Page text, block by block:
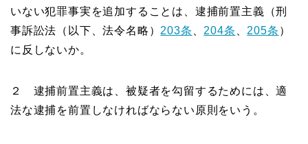
いない犯罪事実を追加することは、逮捕前置主義（刑
事訴訟法（以下、法令名略） 203条 204条 205条 ）
に反しないか。
２ 逮捕前置主義は、被疑者を勾留するためには、適
法な逮捕を前置しなければならない原則をいう。